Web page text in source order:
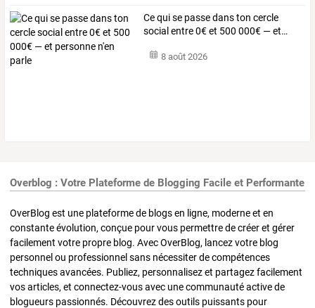
Cequise passedanston cercle
social entre0€et 500 000€ —et…
8 août 2026
Overblog : Votre Plateforme de Blogging Facile et Performante
OverBlog est une plateforme de blogs en ligne, moderne et en
constante évolution, conçue pour vous permettre de créer et gérer
facilement votre propre blog. Avec OverBlog, lancez votre blog
personnel ou professionnel sans nécessiter de compétences
techniques avancées. Publiez, personnalisez et partagez facilement
vos articles, et connectez-vous avec une communauté active de
blogueurs passionnés. Découvrez des outils puissants pour